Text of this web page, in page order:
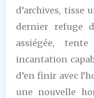
d’archives, tisse
dernier refuge
assiégée,
incantation
d’en finir avec
une nouvelle